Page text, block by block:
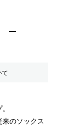
に登録する
—
て
のソックス